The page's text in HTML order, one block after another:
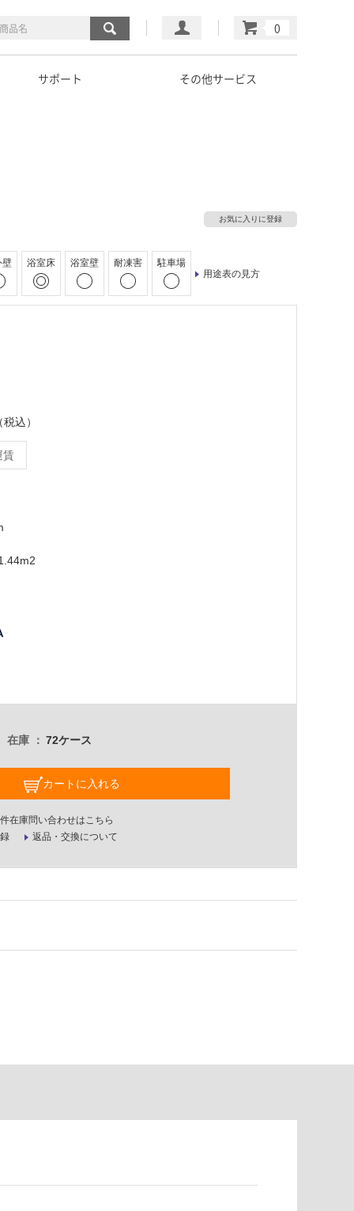
マイページ
カート
サポート その他サービス
お気に入りに登録
壁 浴室床 浴室壁 耐凍害
駐車場
用途表の見方
込）
賃
在庫 72ケース
カートに入れる
在庫問い合わせはこちら
返品・交換について